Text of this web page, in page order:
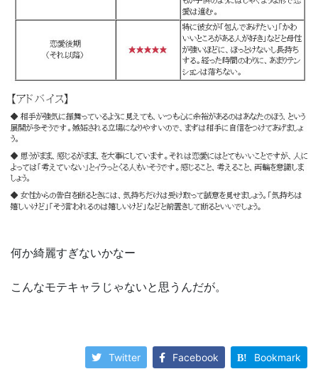
何か綺麗すぎないかなー
こんなモテキャラじゃないと思うんだが。
Twitter Facebook Bookmark